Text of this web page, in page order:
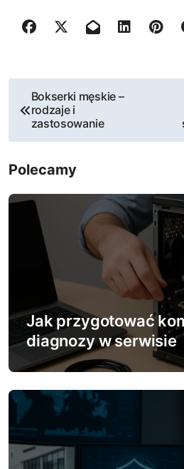
w
i
g
a
w
p
s
Bokserki męskie –
rodzaje i
zastosowanie
Polecamy
Jak przygotować
diagnozy w serwisie